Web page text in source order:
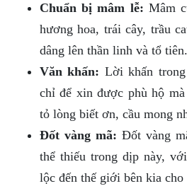
Chuẩn bị mâm lễ: Mâm
hương hoa, trái cây, trầu
dâng lên thần linh và tổ tiên.
Văn khấn: Lời khấn
chỉ để xin được phù hộ
tỏ lòng biết ơn, cầu mong
Đốt vàng mã: Đốt vàng
thể thiếu trong dịp này,
lộc đến thế giới bên kia cho